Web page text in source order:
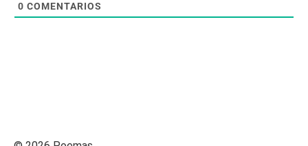
0 COMENTARIOS